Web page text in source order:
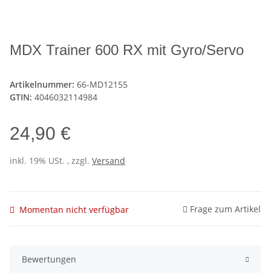
MDX Trainer 600 RX mit Gyro/Servo
Artikelnummer: 66-MD12155
GTIN: 4046032114984
24,90 €
inkl. 19% USt. , zzgl. Versand
Momentan nicht verfügbar Frage zum Artikel
Bewertungen